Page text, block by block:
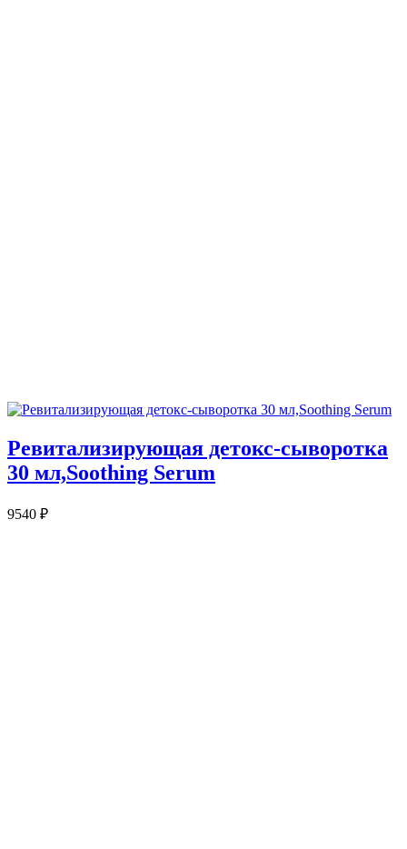
Ревитализирующая детокс-сыворотка
30 мл,Soothing Serum
9540 ₽